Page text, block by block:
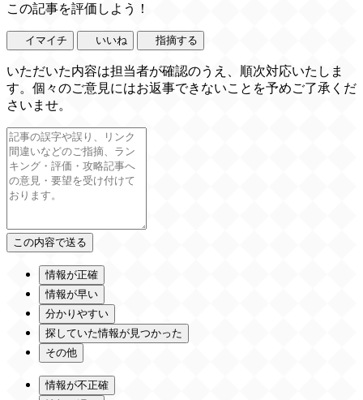
この記事を評価しよう！
イマイチ いいね 指摘する
いただいた内容は担当者が確認のうえ、順次対応いたしま
す。個々のご意見にはお返事できないことを予めご了承くだ
さいませ。
情報が正確
情報が早い
分かりやすい
探していた情報が見つかった
その他
情報が不正確